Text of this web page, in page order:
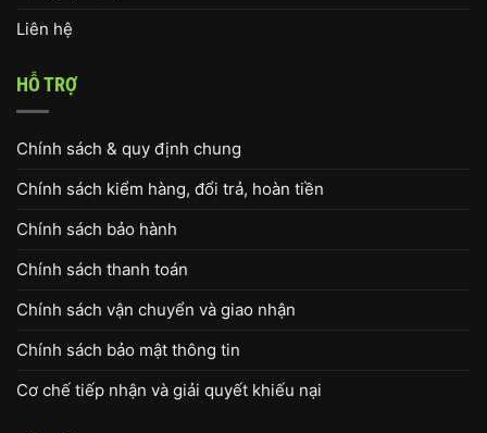
Liên hệ
HỖ TRỢ
Chính sách & quy định chung
Chính sách kiểm hàng, đổi trả, hoàn tiền
Chính sách bảo hành
Chính sách thanh toán
Chính sách vận chuyển và giao nhận
Chính sách bảo mật thông tin
Cơ chế tiếp nhận và giải quyết khiếu nại